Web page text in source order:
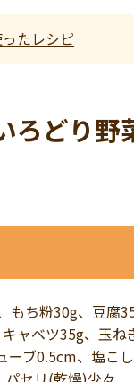
たレシピ
ろどり野
もち粉30g、豆腐
ャベツ35g、玉
ーブ0.5cm、塩こ